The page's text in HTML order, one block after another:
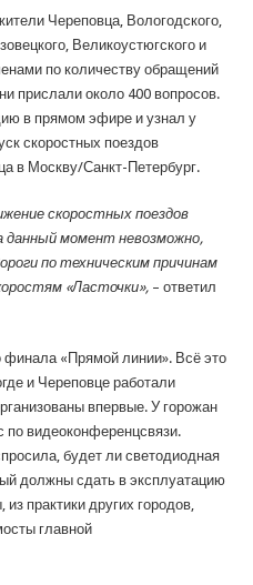
Череповца, Вологодского,
Великоустюгского и
по количеству обращений
прислали около 400 вопросов.
в прямом эфире и узнал у
скоростных поездов
в Москву/Санкт-Петербург.
скоростных поездов
данный момент невозможно,
по техническим причинам
«Ласточки», – ответил
«Прямой линии». Всё это
и Череповце работали
впервые. У горожан
по видеоконференцсвязи.
будет ли светодиодная
должны сдать в эксплуатацию
практики других городов,
главной